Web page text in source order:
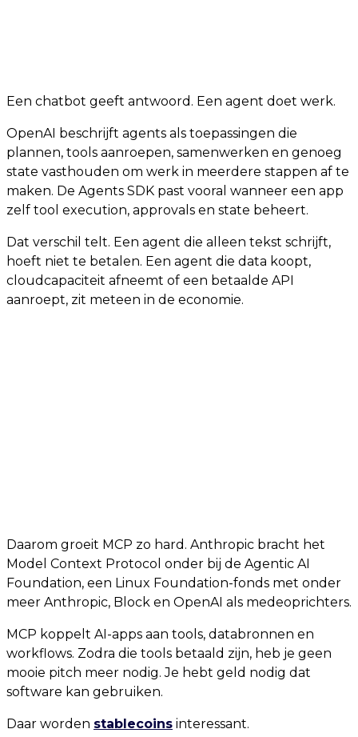
Een chatbot geeft antwoord. Een agent doet werk.
OpenAI beschrijft agents als toepassingen die
plannen, tools aanroepen, samenwerken en genoeg
state vasthouden om werk in meerdere stappen af te
maken. De Agents SDK past vooral wanneer een app
zelf tool execution, approvals en state beheert.
Dat verschil telt. Een agent die alleen tekst schrijft,
hoeft niet te betalen. Een agent die data koopt,
cloudcapaciteit afneemt of een betaalde API
aanroept, zit meteen in de economie.
Daarom groeit MCP zo hard. Anthropic bracht het
Model Context Protocol onder bij de Agentic AI
Foundation, een Linux Foundation-fonds met onder
meer Anthropic, Block en OpenAI als medeoprichters.
MCP koppelt AI-apps aan tools, databronnen en
workflows. Zodra die tools betaald zijn, heb je geen
mooie pitch meer nodig. Je hebt geld nodig dat
software kan gebruiken.
Daar worden stablecoins interessant.